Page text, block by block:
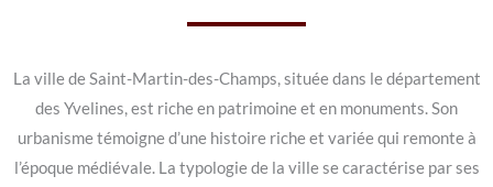
La ville de Saint-Martin-des-Champs, située dans le département
des Yvelines, est riche en patrimoine et en monuments. Son
urbanisme témoigne d’une histoire riche et variée qui remonte à
l’époque médiévale. La typologie de la ville se caractérise par ses